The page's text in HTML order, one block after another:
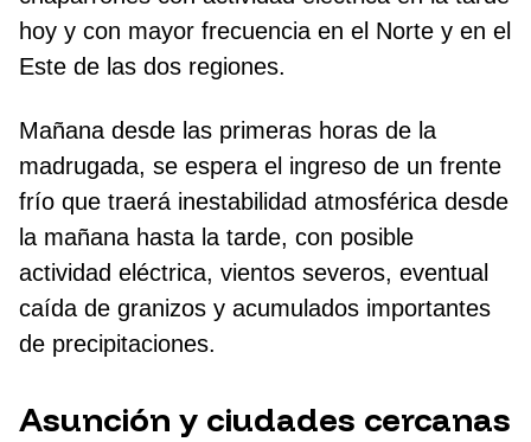
hoy y con mayor frecuencia en el Norte y en el
Este de las dos regiones.
Mañana desde las primeras horas de la
madrugada, se espera el ingreso de un frente
frío que traerá inestabilidad atmosférica desde
la mañana hasta la tarde, con posible
actividad eléctrica, vientos severos, eventual
caída de granizos y acumulados importantes
de precipitaciones.
Asunción y ciudades cercanas